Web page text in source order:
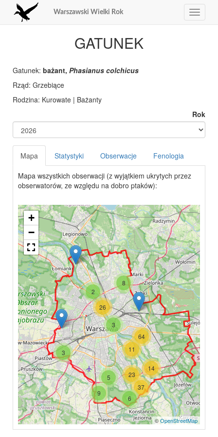
Toggle
Warszawski Wielki Rok
GATUNEK
Gatunek:bażant,Phasianus colchicus
Rząd: Grzebiące
Rodzina: Kurowate | Bażanty
Rok
Mapa Statystyki Obserwacje Fenologia
Mapa wszystkich obserwacji (z wyjątkiem ukrytych przez
obserwatorów, ze względu na dobro ptaków):
9
6
3
8
26
2
3
14
5
37
23
11
64
+
−
©OpenStreetMap